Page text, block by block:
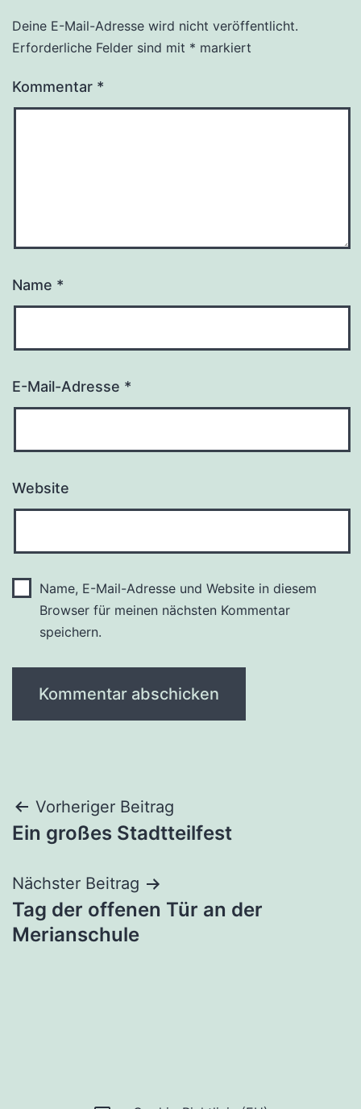
Deine E-Mail-Adresse wird nicht veröffentlicht.
Erforderliche Felder sind mit * markiert
Kommentar *
Name *
E-Mail-Adresse *
Website
Name, E-Mail-Adresse und Website in diesem
Browser für meinen nächsten Kommentar
speichern.
Beitragsnavigation
Vorheriger Beitrag
Ein großes Stadtteilfest
Nächster Beitrag
Tag der offenen Tür an der
Merianschule